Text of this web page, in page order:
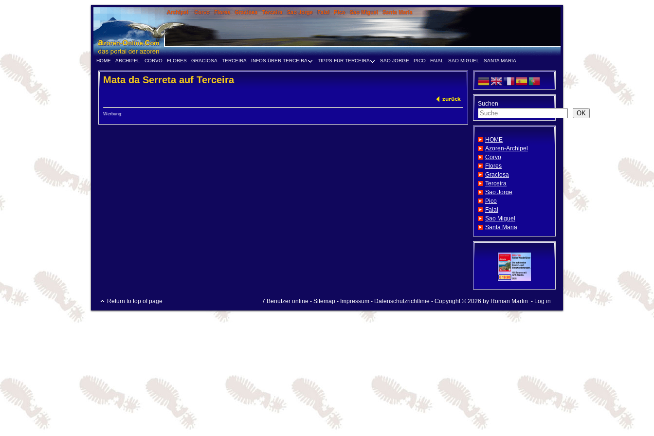
HOME ARCHIPEL CORVO FLORES GRACIOSA TERCEIRA INFOS ÜBER TERCEIRA TIPPS FÜR TERCEIRA SAO JORGE PICO FAIAL SAO MIGUEL SANTA MARIA
Mata da Serreta auf Terceira
Werbung:
Suchen
OK
HOME
Azoren-Archipel
Corvo
Flores
Graciosa
Terceira
Sao Jorge
Pico
Faial
Sao Miguel
Santa Maria
Return to top of page 7 Benutzer online - Sitemap - Impressum - Datenschutzrichtlinie - Copyright © 2026 by Roman Martin - Log in